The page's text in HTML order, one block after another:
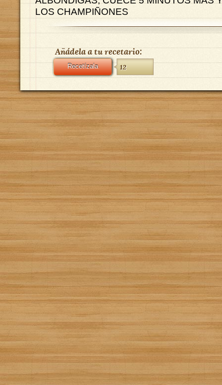
LOS CHAMPIÑONES
Añádela a tu recetario:
Recetízala 12